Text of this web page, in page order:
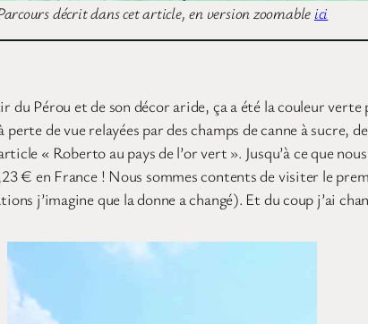
décrit dans cet article, en version zoomable ici
du Pérou et de son décor aride, ça a été la couleur
de vue relayées par des champs de canne à sucre,
« Roberto au pays de l’or vert ». Jusqu’à ce que
€ en France ! Nous sommes contents de visiter le
j’imagine que la donne a changé). Et du coup j’ai